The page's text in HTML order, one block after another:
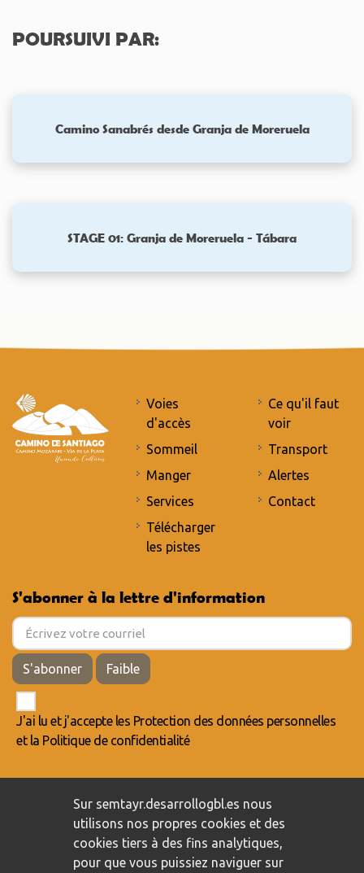
POURSUIVI PAR:
Camino Sanabrés desde Granja de Moreruela
STAGE 01: Granja de Moreruela - Tábara
Voies
d'accès
Sommeil
Manger
Services
Télécharger
les pistes
Ce qu'il faut
voir
Transport
Alertes
Contact
S'abonner à la lettre d'information
S'abonner Faible
J'ai lu et j'accepte les Protection des données personnelles
et la Politique de confidentialité
Politique de confidentialité
/ Politique de cookies
Sur semtayr.desarrollogbl.es nous
utilisons nos propres cookies et des
cookies tiers à des fins analytiques,
pour que vous puissiez naviguer sur